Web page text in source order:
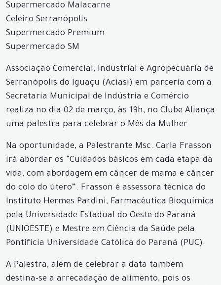
Supermercado Malacarne
Celeiro Serranópolis
Supermercado Premium
Supermercado SM
Associação Comercial, Industrial e Agropecuária de
Serranópolis do Iguaçu (Aciasi) em parceria com a
Secretaria Municipal de Indústria e Comércio
realiza no dia 02 de março, às 19h, no Clube Aliança
uma palestra para celebrar o Mês da Mulher.
Na oportunidade, a Palestrante Msc. Carla Frasson
irá abordar os “Cuidados básicos em cada etapa da
vida, com abordagem em câncer de mama e câncer
do colo do útero”. Frasson é assessora técnica do
Instituto Hermes Pardini, Farmacêutica Bioquímica
pela Universidade Estadual do Oeste do Paraná
(UNIOESTE) e Mestre em Ciência da Saúde pela
Pontifícia Universidade Católica do Paraná (PUC).
A Palestra, além de celebrar a data também
destina-se a arrecadação de alimento, pois os